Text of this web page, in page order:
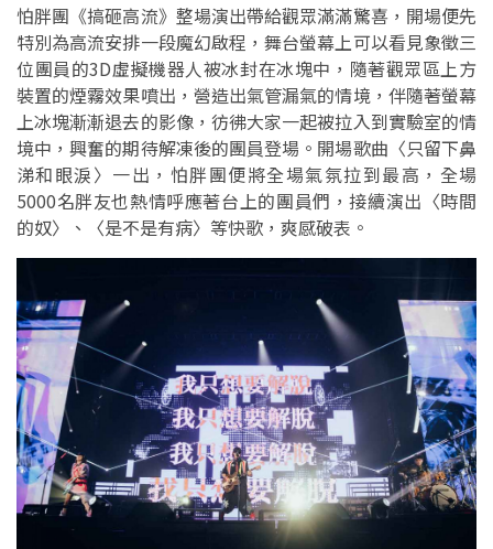
怕胖團《搞砸高流》整場演出帶給觀眾滿滿驚喜，開場便先
特別為高流安排一段魔幻啟程，舞台螢幕上可以看見象徵三
位團員的3D虛擬機器人被冰封在冰塊中，隨著觀眾區上方
裝置的煙霧效果噴出，營造出氣管漏氣的情境，伴隨著螢幕
上冰塊漸漸退去的影像，彷彿大家一起被拉入到實驗室的情
境中，興奮的期待解凍後的團員登場。開場歌曲〈只留下鼻
涕和眼淚〉一出，怕胖團便將全場氣氛拉到最高，全場
5000名胖友也熱情呼應著台上的團員們，接續演出〈時間
的奴〉、〈是不是有病〉等快歌，爽感破表。